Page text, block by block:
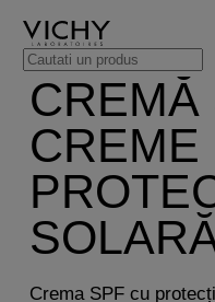
CREMĂ
CREME
Crema SPF cu